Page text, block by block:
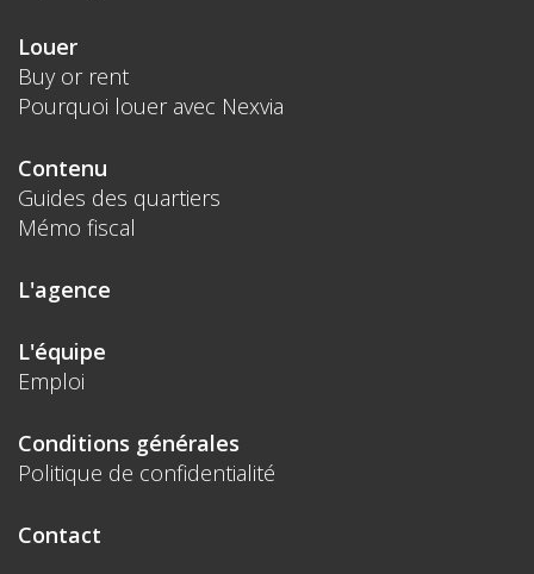
Louer
Buy or rent
Pourquoi louer avec Nexvia
Contenu
Guides des quartiers
Mémo fiscal
L'agence
L'équipe
Emploi
Conditions générales
Politique de confidentialité
Contact